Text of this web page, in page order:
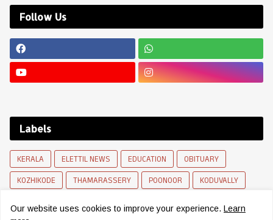
Follow Us
Labels
KERALA ELETTIL NEWS EDUCATION
OBITUARY
KOZHIKODE
THAMARASSERY POONOOR
KODUVALLY
Our website uses cookies to improve your experience. Learn